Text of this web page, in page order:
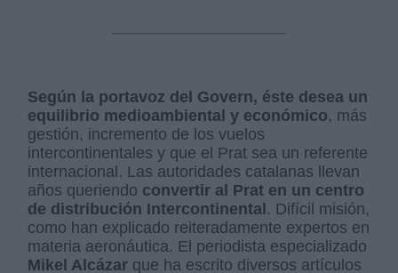
Según la portavoz del Govern, éste desea un
equilibrio medioambiental y económico, más
gestión, incremento de los vuelos
intercontinentales y que el Prat sea un referente
internacional. Las autoridades catalanas llevan
años queriendo convertir al Prat en un centro
de distribución Intercontinental . Difícil misión,
como han explicado reiteradamente expertos en
materia aeronáutica. El periodista especializado
Mikel Alcázar que ha escrito diversos artículos